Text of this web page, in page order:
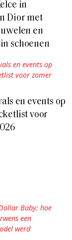
in
Dior met
en
schoenen
en events op
voor